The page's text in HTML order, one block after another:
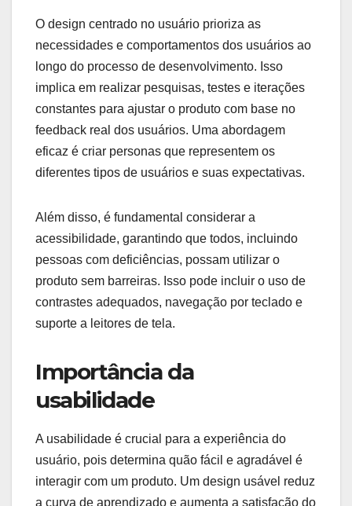
O design centrado no usuário prioriza as
necessidades e comportamentos dos usuários ao
longo do processo de desenvolvimento. Isso
implica em realizar pesquisas, testes e iterações
constantes para ajustar o produto com base no
feedback real dos usuários. Uma abordagem
eficaz é criar personas que representem os
diferentes tipos de usuários e suas expectativas.
Além disso, é fundamental considerar a
acessibilidade, garantindo que todos, incluindo
pessoas com deficiências, possam utilizar o
produto sem barreiras. Isso pode incluir o uso de
contrastes adequados, navegação por teclado e
suporte a leitores de tela.
Importância da
usabilidade
A usabilidade é crucial para a experiência do
usuário, pois determina quão fácil e agradável é
interagir com um produto. Um design usável reduz
a curva de aprendizado e aumenta a satisfação do